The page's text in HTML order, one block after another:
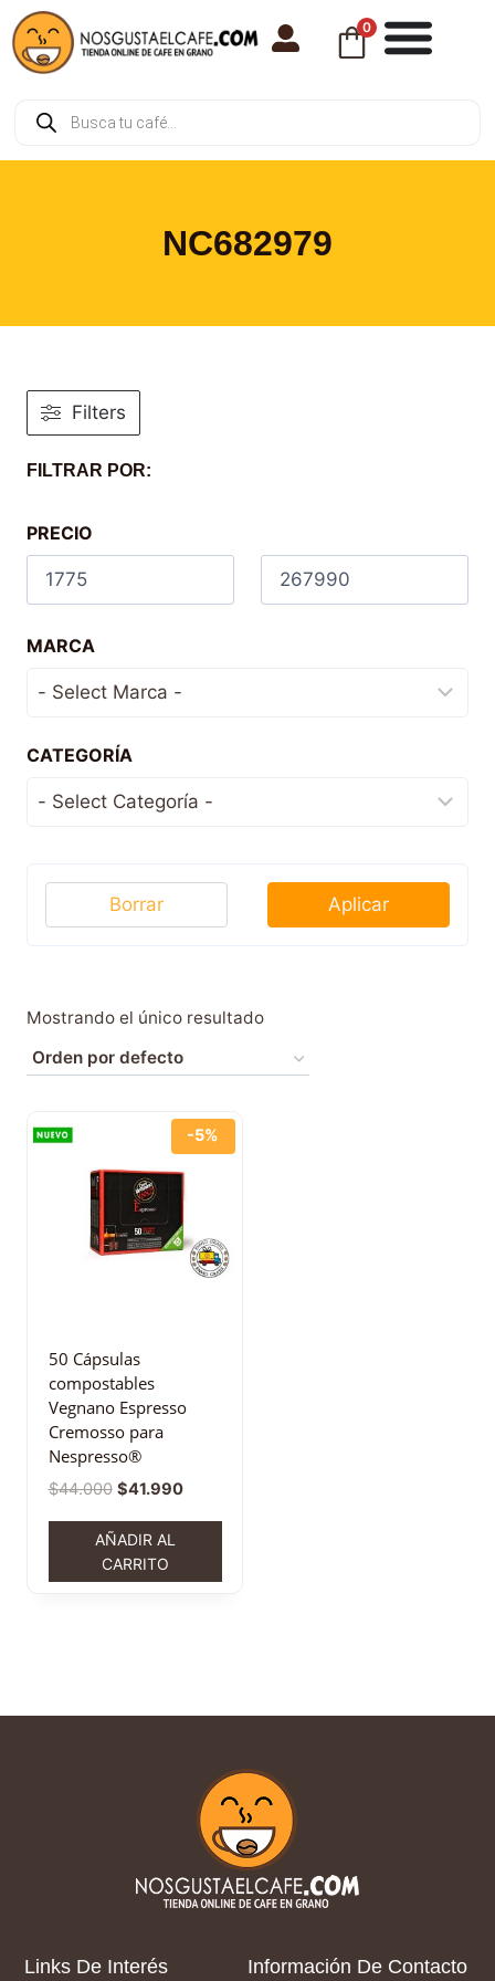
0
NC682979
Mostrando el único resultado
-5%
50 Cápsulas
compostables
Vegnano Espresso
Cremosso para
Nespresso®
$44.000 $41.990
AÑADIR AL
CARRITO
Filters
FILTRAR POR:
PRECIO
MARCA
CATEGORÍA
Aplicar
Borrar
Links De Interés Información De Contacto